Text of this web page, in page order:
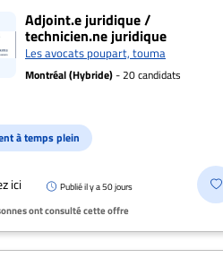
Depuis 5 jours
Depuis 15
juridique"
Adjoint.e juridique /
technicien.ne juridique
Les avocats poupart, touma
Montréal (Hybride)- 20 candidats
à temps plein
ici Publié il y a 50 jours
ont consulté cette offre
Postulez